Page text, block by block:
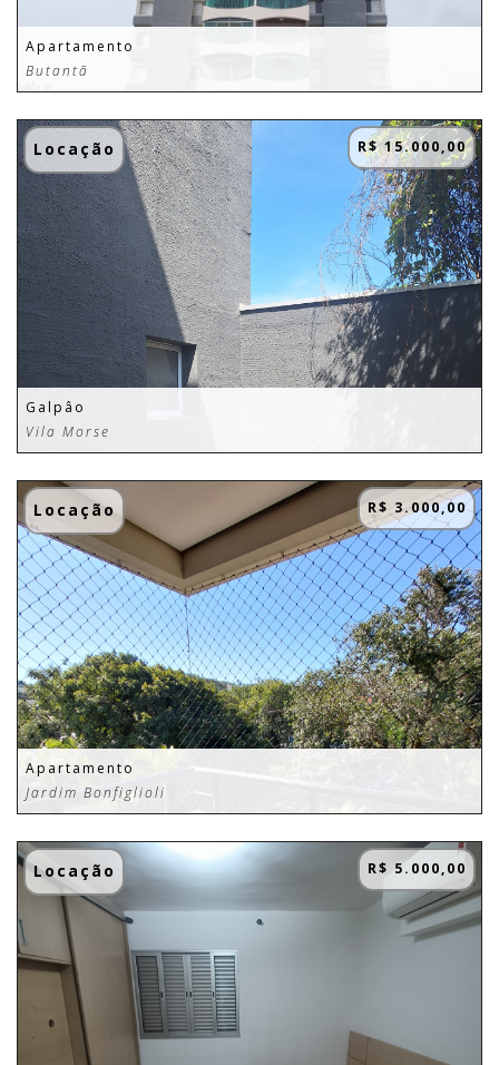
Apartamento
Butantã
Locação R$ 15.000,00
Galpâo
Vila Morse
Locação R$ 3.000,00
Apartamento
Jardim Bonfiglioli
Locação R$ 5.000,00